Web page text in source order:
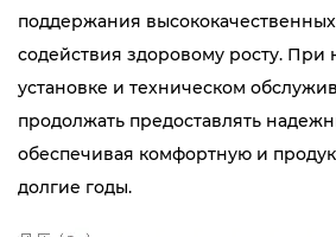
поддержания
содействия здоровому росту.
установке и техническом
продолжать предоставлять
обеспечивая комфортную и
долгие годы.